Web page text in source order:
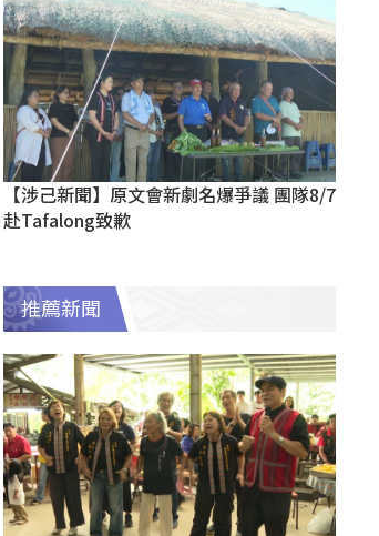
【涉己新聞】原文會新劇名爆爭議 團隊8/7
赴Tafalong致歉
推薦新聞